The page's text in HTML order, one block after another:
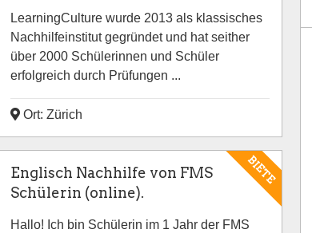
LearningCulture wurde 2013 als klassisches
Nachhilfeinstitut gegründet und hat seither
über 2000 Schülerinnen und Schüler
erfolgreich durch Prüfungen ...
Ort: Zürich
BIETE
Englisch Nachhilfe von FMS
Schülerin (online).
Hallo! Ich bin Schülerin im 1 Jahr der FMS